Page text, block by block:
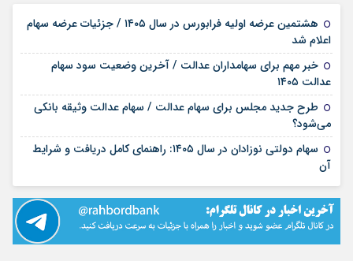
هشتمین عرضه اولیه فرابورس در سال ۱۴۰۵ / جزئیات عرضه سهام
اعلام شد
خبر مهم برای سهامداران عدالت / آخرین وضعیت سود سهام
عدالت ۱۴۰۵
طرح جدید مجلس برای سهام عدالت / سهام عدالت وثیقه بانکی
می‌شود؟
سهام دولتی نوزادان در سال ۱۴۰۵: راهنمای کامل دریافت و شرایط
آن